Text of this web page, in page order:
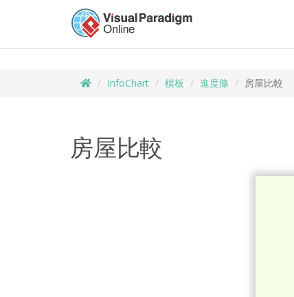
InfoChart 模板 進度條 房屋比較
房屋比較